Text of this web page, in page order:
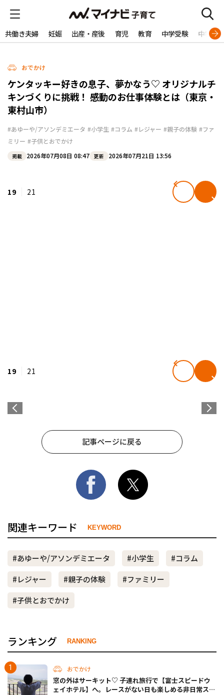
共働き夫婦 妊娠 出産・産後 育児 教育 中学受験 中学生
おでかけ
ケンタッキー好きの息子、夢かなう♡ オリジナルチ
キンづくりに挑戦！ 感動のお仕事体験とは（東京・
東村山市）
#あゆーや/アソンデミエータ #小学生 #コラム #レジャー #親子の体験 #ファ
ミリー #子供とおでかけ
掲載 2026年07月08日 08:47 更新 2026年07月21日 13:56
19 21
19 21
記事ページに戻る
関連キーワード KEYWORD
#あゆーや/アソンデミエータ #小学生
#コラム
#レジャー
#親子の体験
#ファミリー
#子供とおでかけ
ランキング RANKING
おでかけ
窓の外はサーキット♡ 子連れ旅行で【富士スピードウ
ェイホテル】へ。レースがない日も楽しめる非日常ステ